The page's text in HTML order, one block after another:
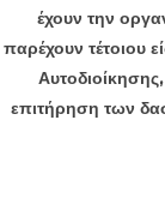
έχουν την
παρέχουν τέτοιου
επιτήρηση των